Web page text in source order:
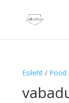
Esileht/ Pood